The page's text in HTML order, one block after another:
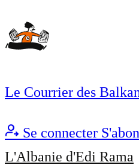
Le Courrier des
Se connecter
L'Albanie d'Edi Rama